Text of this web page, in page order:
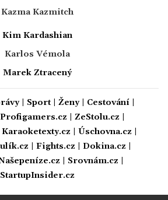
Kazma Kazmitch
Kim Kardashian
Karlos Vémola
Marek Ztracený
| Sport| Ženy| Cestování|
Profigamers.cz ZeStolu.cz
Karaoketexty.cz Úschovna.cz
Fights.cz Dokina.cz
Srovnám.cz
StartupInsider.cz